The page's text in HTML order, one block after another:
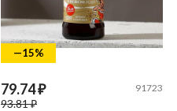
—15%
79.74 ₽
93.81 ₽
91723